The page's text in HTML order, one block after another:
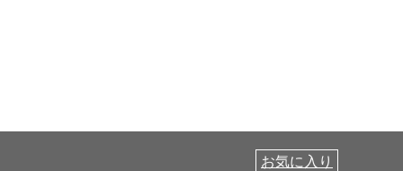
お気に入り